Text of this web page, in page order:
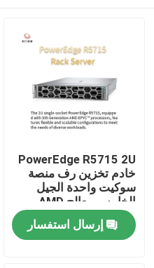
المنزل
PowerEdge R5715 2U
خادم تخزين رف منصة
سوكيت واحدة الجيل
الخامس معالج AMD
EPYC
إرسال استفسار